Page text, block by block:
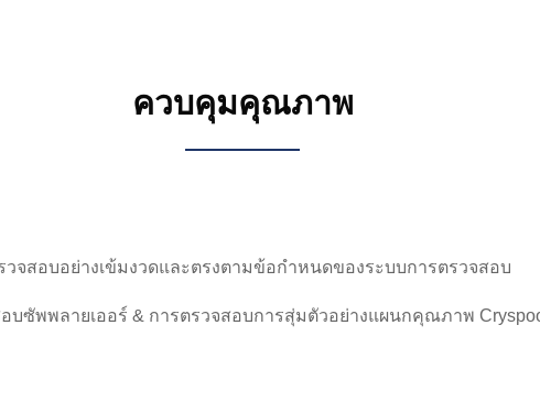
ควบคุมคุณภาพ
จสอบอย่างเข้มงวดและตรงตามข้อกำหนดของระบบการตรวจสอบ
ซัพพลายเออร์ & การตรวจสอบการสุ่มตัวอย่างแผนกคุณภาพ